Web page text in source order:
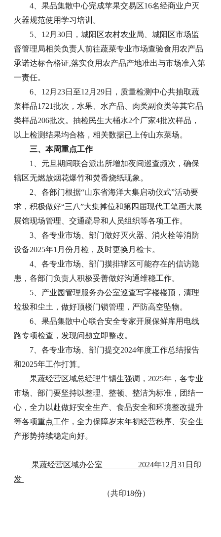
4、果品集散中心完成苹果交易区16名经商业户灭
火器规范使用学习培训。
5、12月30日，城阳区农村农业局、城阳区市场监
督管理局相关负责人前往蔬菜专业市场查验食用农产品
承诺达标合格证,落实食用农产品产地准出与市场准入第
一责任。
6、12月23日至12月29日，质量检测中心共抽取蔬
菜样品1721批次，水果、水产品、肉类副食类等其它品
类样品206批次。抽检民生大桶水2个厂家4批次样品，
以上检测结果均合格，相关数据已上传山东菜场。
三、本周重点工作
1、元旦期间联合派出所增加夜间巡查频次，确保
辖区无燃放烟花爆竹和焚香烧纸现象。
2、各部门根据“山东省海洋大集启动仪式”活动要
求，积极做好“三八”大集摊位和第四届现代工笔画大展
展馆现场管理、交通疏导和人员组织等各项工作。
3、各专业市场、部门做好灭火器、消火栓等消防
设备2025年1月份月检，及时更换月检卡。
4、各专业市场、部门摸排辖区可能存在的信访隐
患，各部门负责人积极妥善做好沟通维稳工作。
5、产业园管理服务办公室巡查写字楼楼顶，清理
垃圾和尘土，做好顶楼门锁管理，严防高空坠物。
6、果品集散中心联合安全专家开展保鲜库用电线
路专项检查，发现问题立即整改。
7、各专业市场、部门提交2024年度工作总结报告
和2025年工作打算。
果蔬经营区域总经理牛锡生强调，2025年，各专业
市场、部门要坚持以整理、整顿、整洁为标准，团结一
心，全力以赴做好安全生产、食品安全和环境整改提升
等各项重点工作，全力保障岁末年初经营秩序、安全生
产形势持续稳定向好。
果蔬经营区域办公室 2024年12月31日印
发
（共印18份）